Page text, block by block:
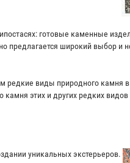
готовые каменные
предлагается широкий выбор и
редкие виды природного камня
этих и других редких
уникальных экстерьеров.